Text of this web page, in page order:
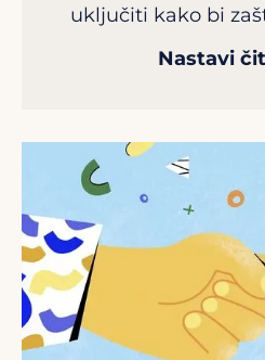
uključiti kako bi
Nastavi